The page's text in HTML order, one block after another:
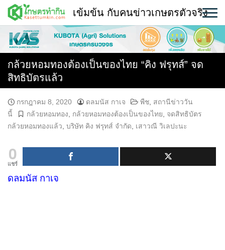
Skip
content
พืช
หน้าแรก
แวดวงเกษตร
ใคร ทำอะไร ที่ไหน
สถานีข่าววันนี้
เข้มข้น กับคนข่าวเกษตรตัวจริง
กล้วยหอมทองต้องเป็นของไทย “คิง ฟรุทส์” จด
สิทธิบัตรแล้ว
กรกฎาคม 8, 2020 ดลมนัส กาเจ พืช, สถานีข่าววัน
นี้
กล้วยหอมทอง, กล้วยหอมทองต้องเป็นของไทย, จดสิทธิบัตร
กล้วยหอมทองแล้ว, บริษัท คิง ฟรุทส์ จำกัด, เสาวณี วิเลปะนะ
0
แชร์
ดลมนัส กาเจ